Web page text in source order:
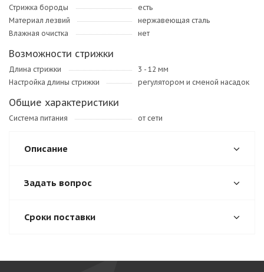
Стрижка бороды
есть
Материал лезвий
нержавеющая сталь
Влажная очистка
нет
Возможности стрижки
Длина стрижки
3 - 12 мм
Настройка длины стрижки
регулятором и сменой насадок
Общие характеристики
Система питания от сети
Описание
Задать вопрос
Сроки поставки